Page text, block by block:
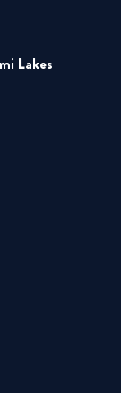
Lakes